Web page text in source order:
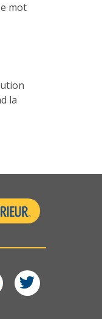
mot
la